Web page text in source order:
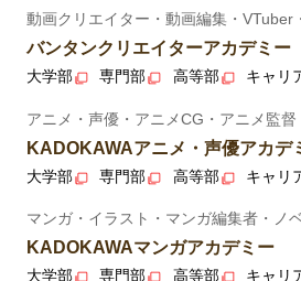
動画クリエイター・動画編集・VTuber
バンタンクリエイターアカデミー
大学部 専門部 高等部 キャリ
アニメ・声優・アニメCG・アニメ監督
KADOKAWAアニメ・声優アカデ
大学部 専門部 高等部 キャリ
マンガ・イラスト・マンガ編集者・ノ
KADOKAWAマンガアカデミー
大学部 専門部 高等部 キャリ